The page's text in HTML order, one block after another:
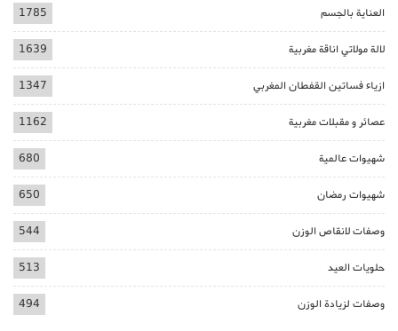
العناية بالجسم 1785
لالة مولاتي اناقة مغربية 1639
ازياء فساتين القفطان المغربي 1347
عصائر و مقبلات مغربية 1162
شهيوات عالمية 680
شهيوات رمضان 650
وصفات لانقاص الوزن 544
حلويات العيد 513
وصفات لزيادة الوزن 494